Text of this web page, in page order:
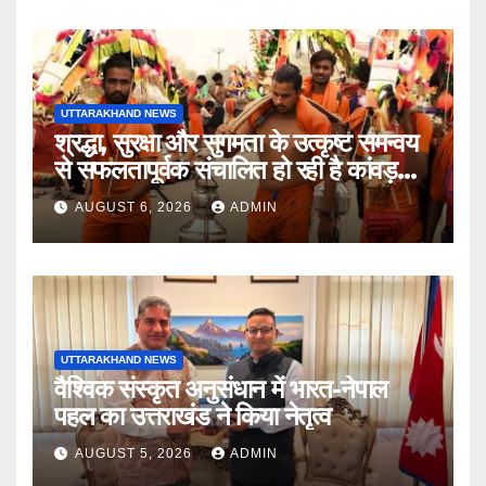
UTTARAKHAND NEWS
श्रद्धा, सुरक्षा और सुगमता के उत्कृष्ट समन्वय
से सफलतापूर्वक संचालित हो रही है कांवड़
यात्रा
AUGUST 6, 2026 ADMIN
UTTARAKHAND NEWS
वैश्विक संस्कृत अनुसंधान में भारत-नेपाल
पहल का उत्तराखंड ने किया नेतृत्व
AUGUST 5, 2026 ADMIN